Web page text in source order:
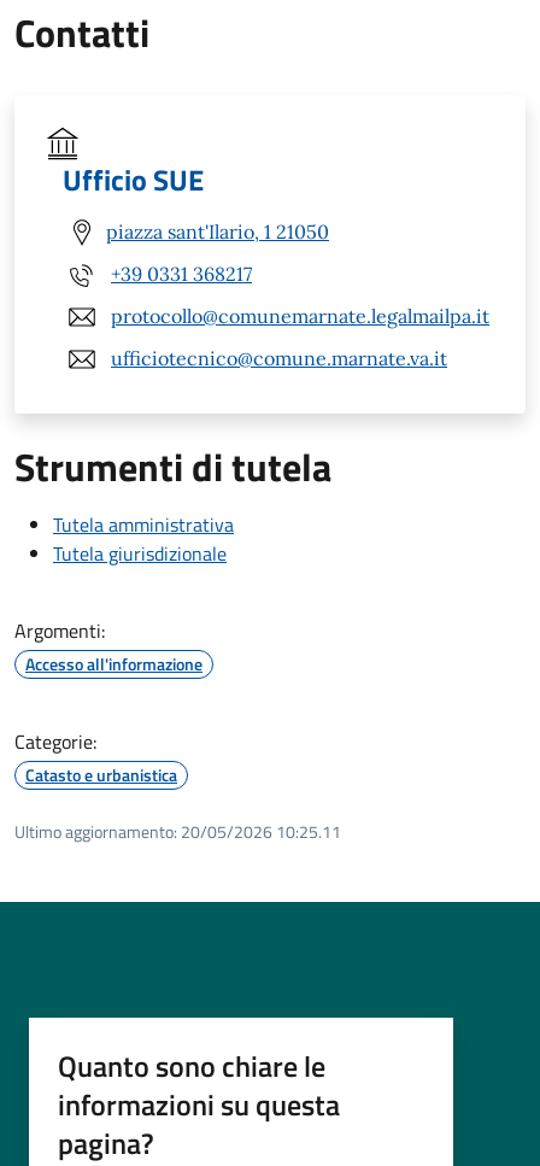
Contatti
Ufficio SUE
piazza sant'Ilario, 1 21050
+39 0331 368217
protocollo@comunemarnate.legalmailpa.it
ufficiotecnico@comune.marnate.va.it
Strumenti di tutela
Tutela amministrativa
Tutela giurisdizionale
Argomenti:
Accesso all'informazione
Categorie:
Catasto e urbanistica
Ultimo aggiornamento: 20/05/2026 10:25.11
Quanto sono chiare le
informazioni su questa
pagina?